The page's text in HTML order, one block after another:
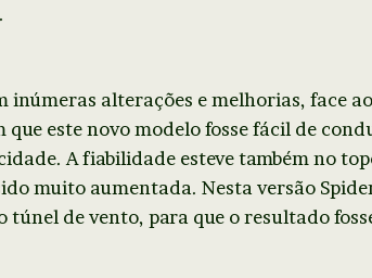
inúmeras alterações e melhorias, face
este novo modelo fosse fácil de
A fiabilidade esteve também no
muito aumentada. Nesta versão
túnel de vento, para que o resultado